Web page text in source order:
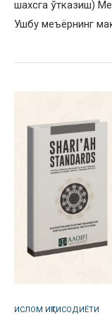
шахсга ўтказиш)
Ушбу меъёрнинг
ИСЛОМ ИҚТИСОДИЁТИ